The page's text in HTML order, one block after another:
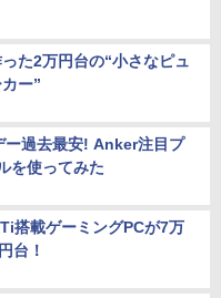
た2万円台の“小さなピュ
ー”
過去最安! Anker注目プ
を使ってみた
搭載ゲーミングPCが7万
台！